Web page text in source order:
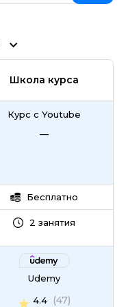
Школа курса
Курс с Youtube
—
Бесплатно
2 занятия
Udemy
4.4
(47)